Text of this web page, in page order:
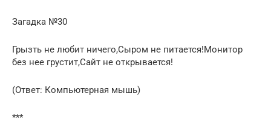
Загадка №30
Грызть не любит ничего,Сыром не питается!Монитор
без нее грустит,Сайт не открывается!
(Ответ: Компьютерная мышь)
***